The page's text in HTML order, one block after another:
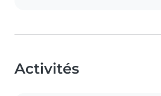
Activités